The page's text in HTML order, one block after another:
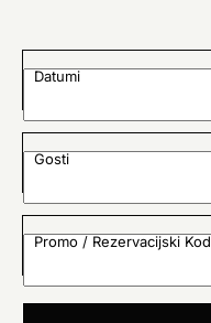
Datumi
Gosti
Promo / Rezervacijski Kod